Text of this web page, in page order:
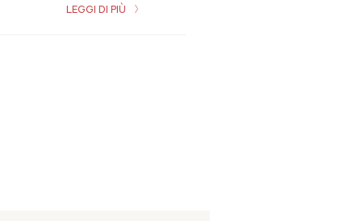
LEGGI DI PIÙ